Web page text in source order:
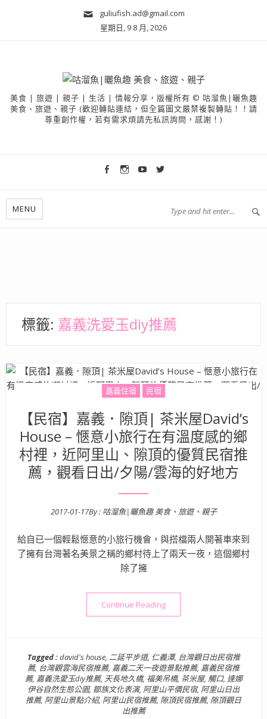
guliufish.ad@gmail.com
星期日, 9 8 月, 2026
美食 | 旅遊 | 親子 | 生活 | 情報分享，版權所有 © 咕溜魚|曬魚趣
美食、旅遊、親子 (歡迎轉貼連結，但全篇圖文嚴禁複製轉貼！！請
尊重創作權，若有需求煩請先私訊詢問，感謝！)
MENU
標籤: 嘉義洗愛玉diy推薦
嘉義住宿 民宿
【民宿】嘉義．隙頂| 茶米屋David’s
House – 愜意小旅行在有溫度感的鄉
村裡，近阿里山、隙頂的優質民宿推
薦，觀看日出/夕陽/雲海的好地方
Posted on
2017-01-17By : 咕溜魚|曬魚趣 美食、旅遊、親子
給自已一個輕鬆愜意的小旅行機會，與搭檔兩人開著車來到
了擁有台灣著名美景之稱的鄉村待上了兩天一夜，這個鄉村
除了擁
Continue Reading“【民宿】嘉義．隙頂| 茶米
Tagged :david's house, 二延平步道, 仁義潭, 台灣觀日出民宿推
薦, 台灣觀雲海民宿推薦, 嘉義二天一夜遊景點推薦, 嘉義民宿推
薦, 嘉義洗愛玉diy推薦, 天長地久橋, 福美吊橋, 茶米屋, 觸口, 達娜
伊谷自然生態公園, 鄒族文化表演, 阿里山平價民宿, 阿里山日出
推薦, 阿里山景點介紹, 阿里山民宿推薦, 隙頂民宿推薦, 隙頂觀日
出推薦